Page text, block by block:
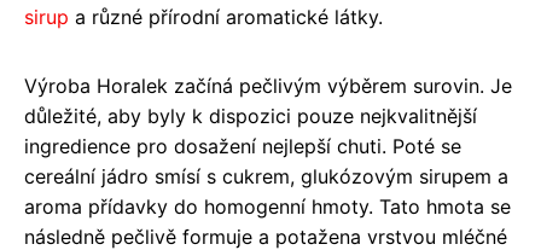
sirup a různé přírodní aromatické látky.
Výroba Horalek začíná pečlivým výběrem surovin. Je
důležité, aby byly k dispozici pouze nejkvalitnější
ingredience pro dosažení nejlepší chuti. Poté se
cereální jádro smísí s cukrem, glukózovým sirupem a
aroma přídavky do homogenní hmoty. Tato hmota se
následně pečlivě formuje a potažena vrstvou mléčné